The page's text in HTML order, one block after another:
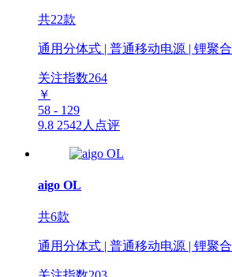
共22款
通用分体式 | 普通移动电源 | 锂聚
关注指数264
￥
58 - 129
9.8 2542人点评
aigo OL
共6款
通用分体式 | 普通移动电源 | 锂聚